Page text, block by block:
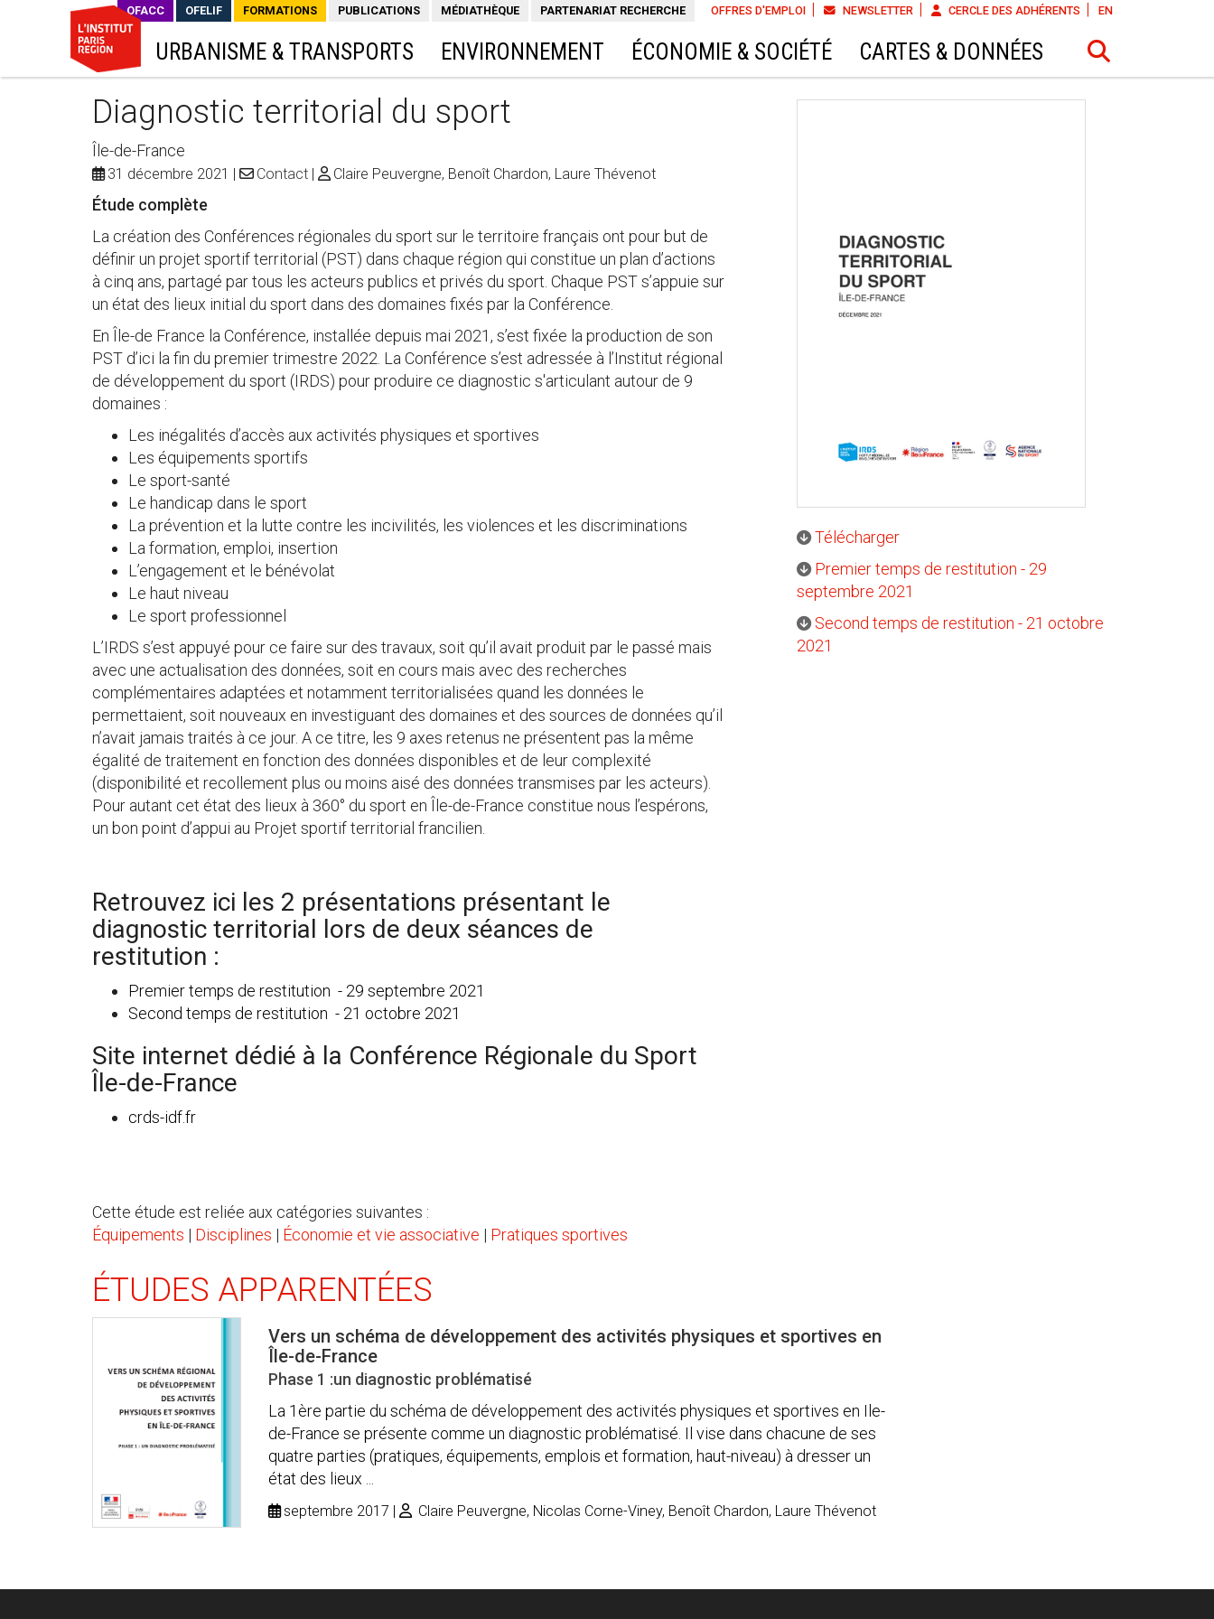
OFFRES D'EMPLOI NEWSLETTER CERCLE DES ADHÉRENTS EN
OFACC OFELIF FORMATIONS PUBLICATIONS MÉDIATHÈQUE PARTENARIAT RECHERCHE
URBANISME & TRANSPORTS ENVIRONNEMENT ÉCONOMIE & SOCIÉTÉ CARTES & DONNÉES
Diagnostic territorial du sport
Île-de-France
31 décembre 2021 Contact Claire Peuvergne, Benoît Chardon, Laure Thévenot
Étude complète
La création des Conférences régionales du sport sur le territoire français ont pour but de
définir un projet sportif territorial (PST) dans chaque région qui constitue un plan d’actions
à cinq ans, partagé par tous les acteurs publics et privés du sport. Chaque PST s’appuie sur
un état des lieux initial du sport dans des domaines fixés par la Conférence.
En Île-de France la Conférence, installée depuis mai 2021, s’est fixée la production de son
PST d’ici la fin du premier trimestre 2022. La Conférence s’est adressée à l’Institut régional
de développement du sport (IRDS) pour produire ce diagnostic s'articulant autour de 9
domaines :
Les inégalités d’accès aux activités physiques et sportives
Les équipements sportifs
Le sport-santé
Le handicap dans le sport
La prévention et la lutte contre les incivilités, les violences et les discriminations
La formation, emploi, insertion
L’engagement et le bénévolat
Le haut niveau
Le sport professionnel
L’IRDS s’est appuyé pour ce faire sur des travaux, soit qu’il avait produit par le passé mais
avec une actualisation des données, soit en cours mais avec des recherches
complémentaires adaptées et notamment territorialisées quand les données le
permettaient, soit nouveaux en investiguant des domaines et des sources de données qu’il
n’avait jamais traités à ce jour. A ce titre, les 9 axes retenus ne présentent pas la même
égalité de traitement en fonction des données disponibles et de leur complexité
(disponibilité et recollement plus ou moins aisé des données transmises par les acteurs).
Pour autant cet état des lieux à 360° du sport en Île-de-France constitue nous l’espérons,
un bon point d’appui au Projet sportif territorial francilien.
Retrouvez ici les 2 présentations présentant le
diagnostic territorial lors de deux séances de
restitution :
Premier temps de restitution - 29 septembre 2021
Second temps de restitution - 21 octobre 2021
Site internet dédié à la Conférence Régionale du Sport
Île-de-France
crds-idf.fr
Cette étude est reliée aux catégories suivantes :
Équipements | Disciplines | Économie et vie associative | Pratiques sportives
Télécharger
Premier temps de restitution - 29
septembre 2021
Second temps de restitution - 21 octobre
2021
ÉTUDES APPARENTÉES
Vers un schéma de développement des activités physiques et sportives en
Île-de-France
Phase 1 :un diagnostic problématisé
La 1ère partie du schéma de développement des activités physiques et sportives en Ile-
de-France se présente comme un diagnostic problématisé. Il vise dans chacune de ses
quatre parties (pratiques, équipements, emplois et formation, haut-niveau) à dresser un
état des lieux ...
septembre 2017 Claire Peuvergne, Nicolas Corne-Viney, Benoît Chardon, Laure Thévenot